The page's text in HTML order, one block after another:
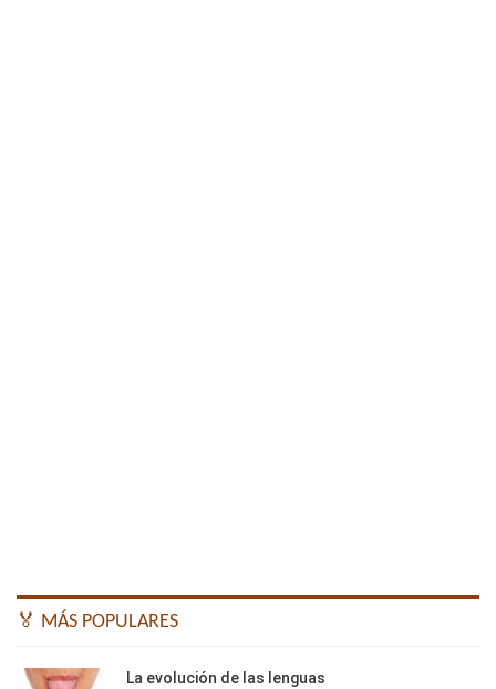
🏅 MÁS POPULARES
La evolución de las lenguas